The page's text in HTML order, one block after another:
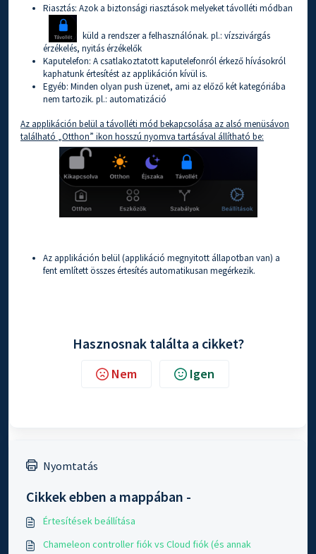
Riasztás: Azok a biztonsági riasztások melyeket távolléti módban
küld a rendszer a felhasználónak. pl.: vízszivárgás
érzékelés, nyitás érzékelők
Kaputelefon: A csatlakoztatott kaputelefonról érkező hívásokról
kaphatunk értesítést az applikáción kívül is.
Egyéb: Minden olyan push üzenet, ami az előző két kategóriába
nem tartozik. pl.: automatizáció
Az applikáción belül a távolléti mód bekapcsolása az alsó menüsávon
található „Otthon” ikon hosszú nyomva tartásával állítható be:
Az applikáción belül (applikáció megnyitott állapotban van) a
fent említett összes értesítés automatikusan megérkezik.
Hasznosnak találta a cikket?
Nem Igen
Nyomtatás
Cikkek ebben a mappában -
Értesítések beállítása
Chameleon controller fiók vs Cloud fiók (és annak